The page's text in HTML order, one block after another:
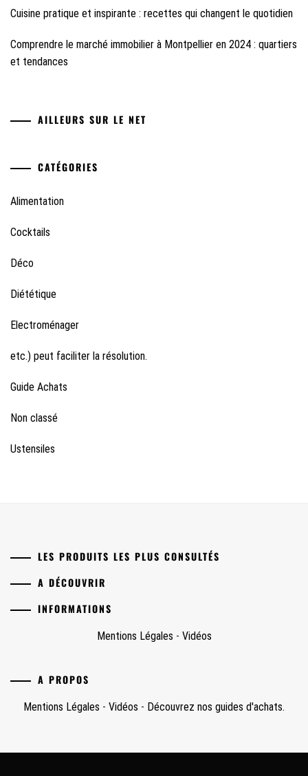
Cuisine pratique et inspirante : recettes qui changent le quotidien
Comprendre le marché immobilier à Montpellier en 2024 : quartiers
et tendances
AILLEURS SUR LE NET
CATÉGORIES
Alimentation
Cocktails
Déco
Diététique
Electroménager
etc.) peut faciliter la résolution.
Guide Achats
Non classé
Ustensiles
LES PRODUITS LES PLUS CONSULTÉS
A DÉCOUVRIR
INFORMATIONS
Mentions Légales - Vidéos
A PROPOS
Mentions Légales - Vidéos - Découvrez nos guides d'achats.